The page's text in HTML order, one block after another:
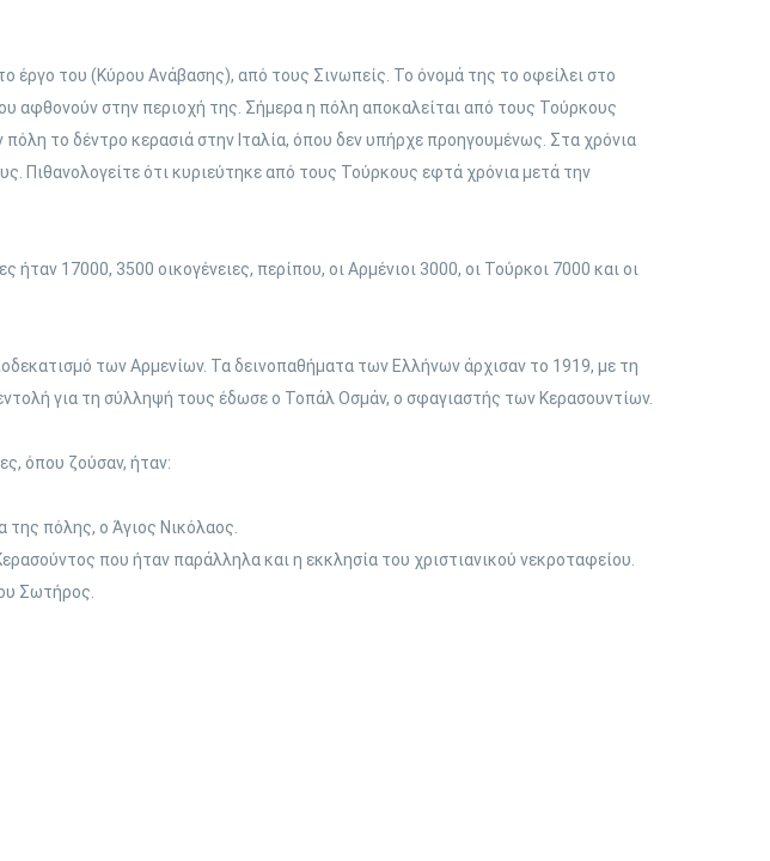
έργο του (Κύρου Ανάβασης), από τους Σινωπείς. Το όνομά της το οφείλει στο
αφθονούν στην περιοχή της. Σήμερα η πόλη αποκαλείται από τους Τούρκους
το δέντρο κερασιά στην Ιταλία, όπου δεν υπήρχε προηγουμένως. Στα χρόνια
Πιθανολογείτε ότι κυριεύτηκε από τους Τούρκους εφτά χρόνια μετά την
17000, 3500 οικογένειες, περίπου, οι Αρμένιοι 3000, οι Τούρκοι 7000 και οι
των Αρμενίων. Τα δεινοπαθήματα των Ελλήνων άρχισαν το 1919, με τη
για τη σύλληψή τους έδωσε ο Τοπάλ Οσμάν, ο σφαγιαστής των Κερασουντίων.
όπου ζούσαν, ήταν:
πόλης, ο Άγιος Νικόλαος.
που ήταν παράλληλα και η εκκλησία του χριστιανικού νεκροταφείου.
Σωτήρος.